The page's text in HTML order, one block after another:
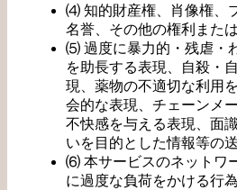
⑷ 知的財産権、肖像権、
名誉、その他の権利また
⑸ 過度に暴力的・残虐・
を助長する表現、自殺・
現、薬物の不適切な利用
会的な表現、チェーンメ
不快感を与える表現、面
いを目的とした情報等の
⑹ 本サービスのネットワ
に過度な負荷をかける行為